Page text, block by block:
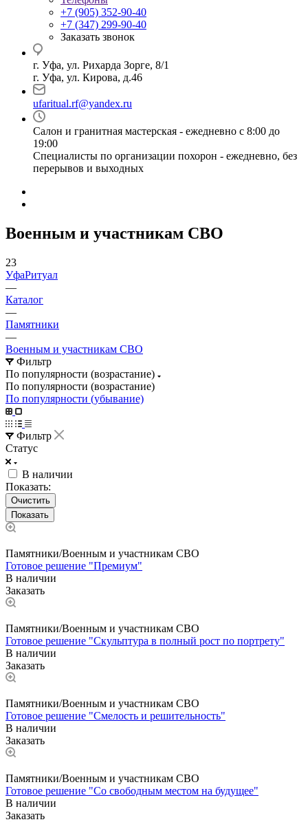
+7 (905) 352-90-40
+7 (347) 299-90-40
Заказать звонок
г. Уфа, ул. Рихарда Зорге, 8/1
г. Уфа, ул. Кирова, д.46
ufaritual.rf@yandex.ru
Салон и гранитная мастерская - ежедневно с 8:00 до
19:00
Специалисты по организации похорон - ежедневно, без
перерывов и выходных
Военным и участникам СВО
23
УфаРитуал
—
Каталог
—
Памятники
—
Военным и участникам СВО
Фильтр
По популярности (возрастание)
По популярности (возрастание)
По популярности (убывание)
Фильтр
Статус
В наличии
Показать:
Очистить
Памятники/Военным и участникам СВО
Готовое решение "Премиум"
В наличии
Заказать
Памятники/Военным и участникам СВО
Готовое решение "Скульптура в полный рост по портрету"
В наличии
Заказать
Памятники/Военным и участникам СВО
Готовое решение "Смелость и решительность"
В наличии
Заказать
Памятники/Военным и участникам СВО
Готовое решение "Со свободным местом на будущее"
В наличии
Заказать